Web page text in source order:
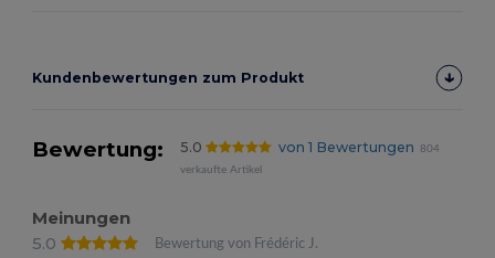
Kundenbewertungen zum Produkt
Bewertung: 5.0 von 1 Bewertungen
804
verkaufte Artikel
Meinungen
5.0
Bewertung von Frédéric J.